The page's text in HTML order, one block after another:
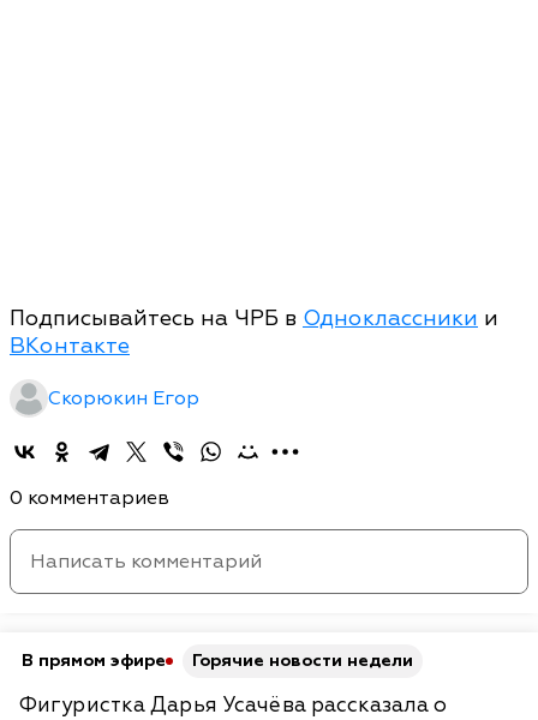
Подписывайтесь на ЧРБ в Одноклассники и
ВКонтакте
Скорюкин Егор
0 комментариев
В прямом эфире Горячие новости недели
Фигуристка Дарья Усачёва рассказала о